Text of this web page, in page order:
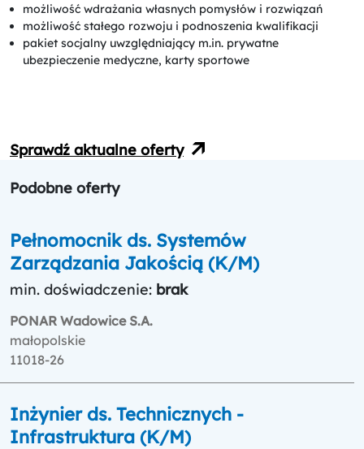
możliwość wdrażania własnych pomysłów i rozwiązań
możliwość stałego rozwoju i podnoszenia kwalifikacji
pakiet socjalny uwzględniający m.in. prywatne
ubezpieczenie medyczne, karty sportowe
Sprawdź aktualne oferty
Podobne oferty
Pełnomocnik ds. Systemów
Zarządzania Jakością (K/M)
min. doświadczenie: brak
PONAR Wadowice S.A.
małopolskie
11018-26
Inżynier ds. Technicznych -
Infrastruktura (K/M)